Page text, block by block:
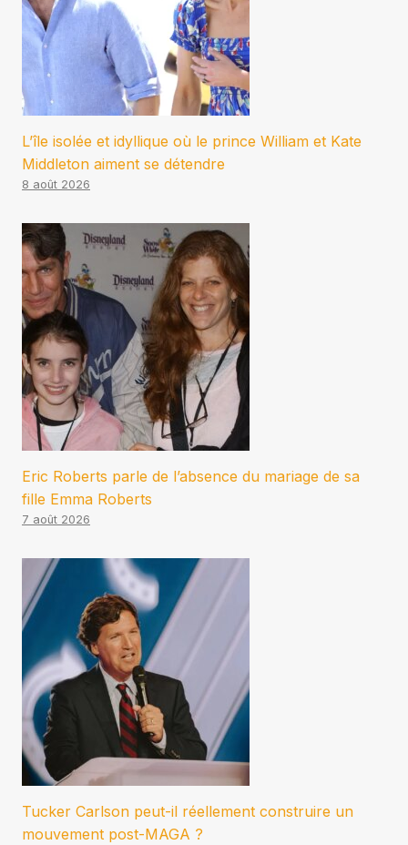
L’île isolée et idyllique où le prince William et Kate
Middleton aiment se détendre
8 août 2026
Eric Roberts parle de l’absence du mariage de sa
fille Emma Roberts
7 août 2026
Tucker Carlson peut-il réellement construire un
mouvement post-MAGA ?